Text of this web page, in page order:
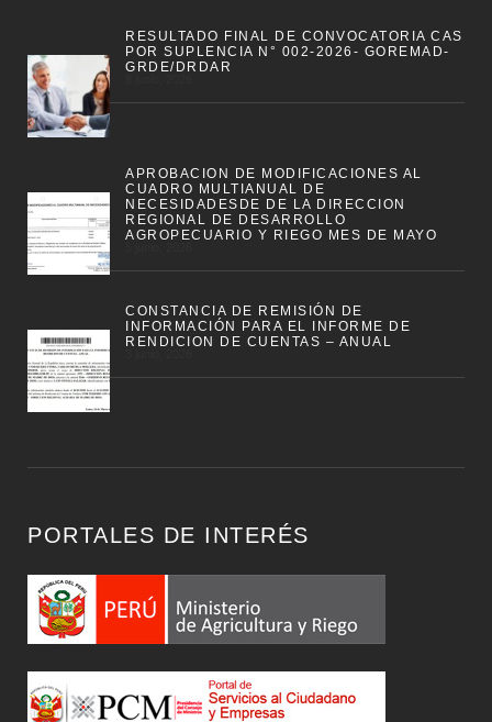
RESULTADO FINAL DE CONVOCATORIA CAS
POR SUPLENCIA N° 002-2026- GOREMAD-
GRDE/DRDAR
APROBACION DE MODIFICACIONES AL
CUADRO MULTIANUAL DE
NECESIDADESDE DE LA DIRECCION
REGIONAL DE DESARROLLO
AGROPECUARIO Y RIEGO MES DE MAYO
CONSTANCIA DE REMISIÓN DE
INFORMACIÓN PARA EL INFORME DE
RENDICION DE CUENTAS – ANUAL
PORTALES DE INTERÉS